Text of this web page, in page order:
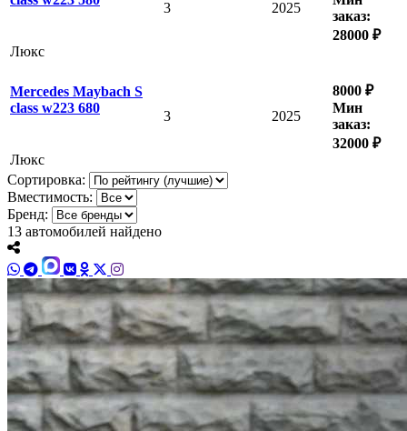
Люкс
3 2025
заказ:
28000 ₽
Mercedes Maybach S
class w223 680
Люкс
3 2025
8000 ₽
Мин
заказ:
32000 ₽
Сортировка:
Вместимость:
Бренд:
13 автомобилей найдено